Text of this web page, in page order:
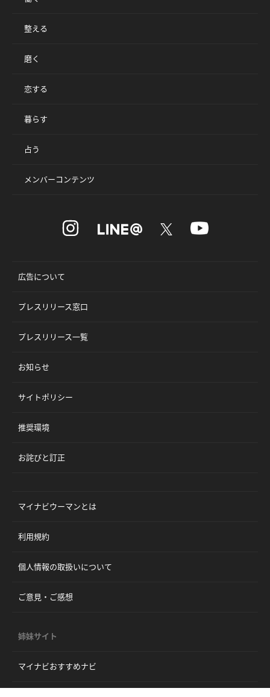
整える
磨く
恋する
暮らす
占う
メンバーコンテンツ
広告について
プレスリリース窓口
プレスリリース一覧
お知らせ
サイトポリシー
推奨環境
お詫びと訂正
マイナビウーマンとは
利用規約
個人情報の取扱いについて
ご意見・ご感想
姉妹サイト
マイナビおすすめナビ